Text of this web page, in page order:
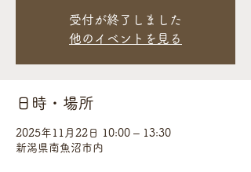
受付が終了しました
他のイベントを見る
日時・場所
2025年11月22日 10:00 – 13:30
新潟県南魚沼市内